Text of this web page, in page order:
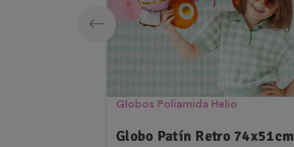
Globos Poliamida Helio
Globo Patín Retro 74x51cm